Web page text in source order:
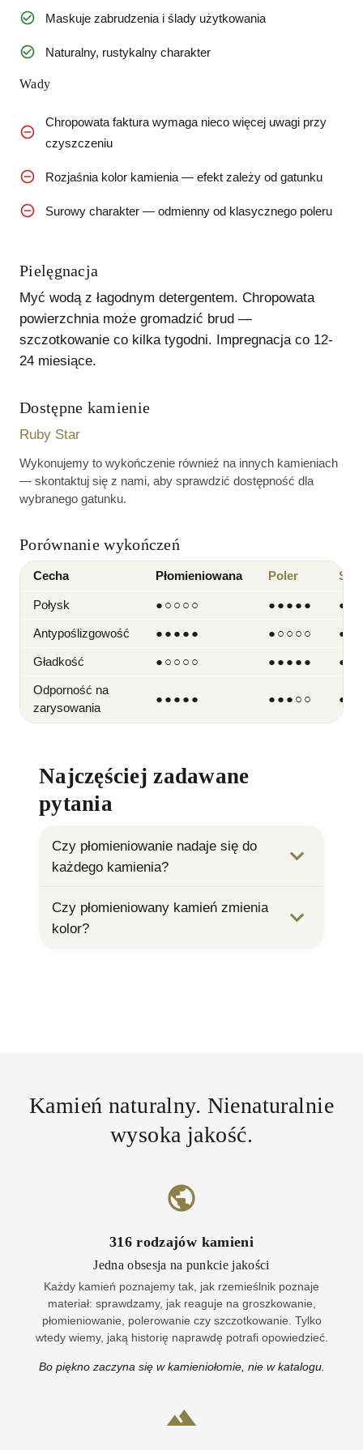
Maskuje zabrudzenia i ślady użytkowania
Naturalny, rustykalny charakter
Wady
Chropowata faktura wymaga nieco więcej uwagi przy
czyszczeniu
Rozjaśnia kolor kamienia — efekt zależy od gatunku
Surowy charakter — odmienny od klasycznego poleru
Pielęgnacja
Myć wodą z łagodnym detergentem. Chropowata
powierzchnia może gromadzić brud —
szczotkowanie co kilka tygodni. Impregnacja co 12-
24 miesiące.
Dostępne kamienie
Ruby Star
Wykonujemy to wykończenie również na innych kamieniach
— skontaktuj się z nami, aby sprawdzić dostępność dla
wybranego gatunku.
Porównanie wykończeń
Cecha Płomieniowana Poler
Połysk ● ○○○○ ●●●●● ●●
Antypoślizgowość ●●●●● ● ○○○○
Gładkość ● ○○○○ ●●●●●
Odporność na
zarysowania
●●●●● ●●● ○○
Najczęściej zadawane
pytania
Czy płomieniowanie nadaje się do
każdego kamienia?
Czy płomieniowany kamień zmienia
kolor?
Kamień naturalny. Nienaturalnie
wysoka jakość.
316 rodzajów kamieni
Jedna obsesja na punkcie jakości
Każdy kamień poznajemy tak, jak rzemieślnik poznaje
materiał: sprawdzamy, jak reaguje na groszkowanie,
płomieniowanie, polerowanie czy szczotkowanie. Tylko
wtedy wiemy, jaką historię naprawdę potrafi opowiedzieć.
Bo piękno zaczyna się w kamieniołomie, nie w katalogu.